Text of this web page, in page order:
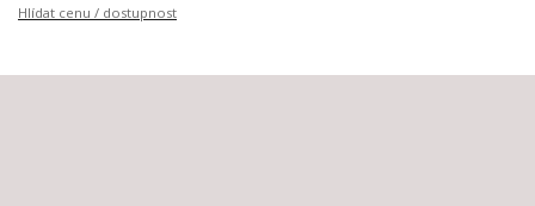
Hlídat cenu / dostupnost